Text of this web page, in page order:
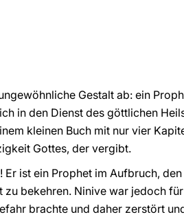
Gestalt ab: ein
in den Dienst des göttlichen
kleinen Buch mit nur vier
Gottes, der vergibt.
ist ein Prophet im Aufbruch,
bekehren. Ninive war jedoch
brachte und daher zerstört